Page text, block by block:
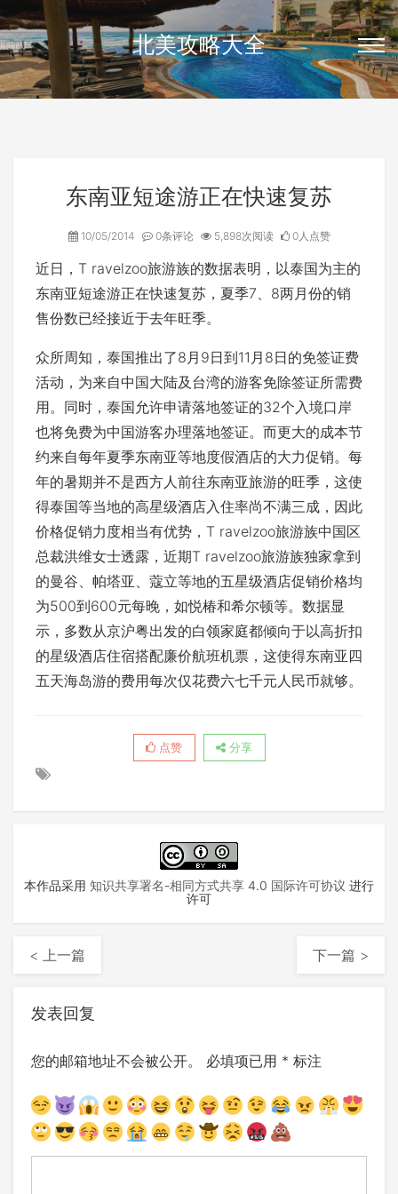
北美攻略大全
东南亚短途游正在快速复苏
10/05/2014 0条评论 5,898次阅读 0人点赞
近日，T ravelzoo旅游族的数据表明，以泰国为主的
东南亚短途游正在快速复苏，夏季7、8两月份的销
售份数已经接近于去年旺季。
众所周知，泰国推出了8月9日到11月8日的免签证费
活动，为来自中国大陆及台湾的游客免除签证所需费
用。同时，泰国允许申请落地签证的32个入境口岸
也将免费为中国游客办理落地签证。而更大的成本节
约来自每年夏季东南亚等地度假酒店的大力促销。每
年的暑期并不是西方人前往东南亚旅游的旺季，这使
得泰国等当地的高星级酒店入住率尚不满三成，因此
价格促销力度相当有优势，T ravelzoo旅游族中国区
总裁洪维女士透露，近期T ravelzoo旅游族独家拿到
的曼谷、帕塔亚、蔻立等地的五星级酒店促销价格均
为500到600元每晚，如悦椿和希尔顿等。数据显
示，多数从京沪粤出发的白领家庭都倾向于以高折扣
的星级酒店住宿搭配廉价航班机票，这使得东南亚四
五天海岛游的费用每次仅花费六七千元人民币就够。
点赞 分享
本作品采用 知识共享署名-相同方式共享 4.0 国际许可协议 进行
许可
< 上一篇 下一篇 >
发表回复
您的邮箱地址不会被公开。 必填项已用 * 标注